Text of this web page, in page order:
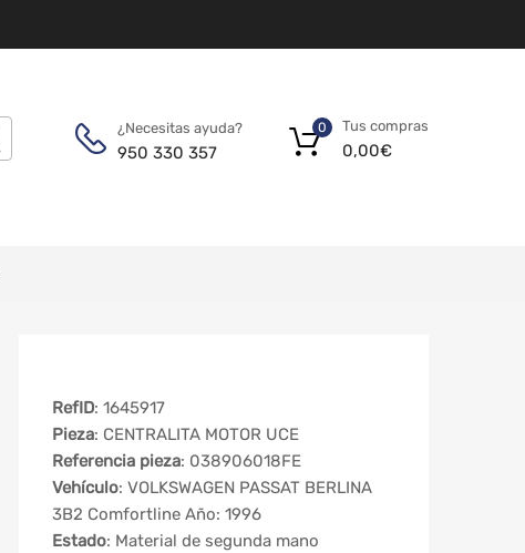
¿Necesitas ayuda?
950 330 357
Tus compras
0,00€
0
RefID: 1645917
Pieza: CENTRALITA MOTOR UCE
Referencia pieza: 038906018FE
Vehículo: VOLKSWAGEN PASSAT BERLINA
3B2 Comfortline Año: 1996
Estado: Material de segunda mano